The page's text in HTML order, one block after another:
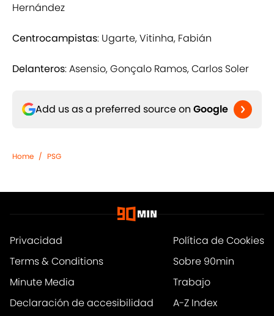
Hernández
Centrocampistas: Ugarte, Vitinha, Fabián
Delanteros: Asensio, Gonçalo Ramos, Carlos Soler
Add us as a preferred source on Google
Home / PSG
Privacidad
Política de Cookies
Terms & Conditions
Sobre 90min
Minute Media
Trabajo
Declaración de accesibilidad
A-Z Index